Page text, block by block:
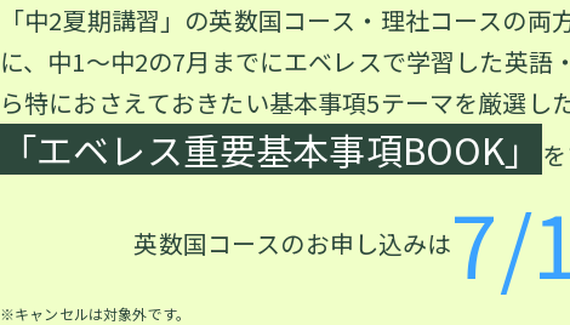
「中2夏期講習」の英数国コース・理社コースの両
に、中1～中2の7月までにエベレスで学習した英語
ら特におさえておきたい基本事項5テーマを厳選し
「エベレス重要基本事項BOOK」
英数国コースのお申し込みは7/
※キャンセルは対象外です。